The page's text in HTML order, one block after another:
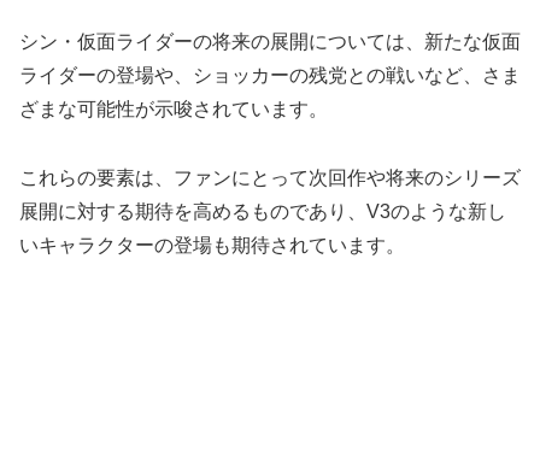
シン・仮面ライダーの将来の展開については、新たな仮面
ライダーの登場や、ショッカーの残党との戦いなど、さま
ざまな可能性が示唆されています。
これらの要素は、ファンにとって次回作や将来のシリーズ
展開に対する期待を高めるものであり、V3のような新し
いキャラクターの登場も期待されています。